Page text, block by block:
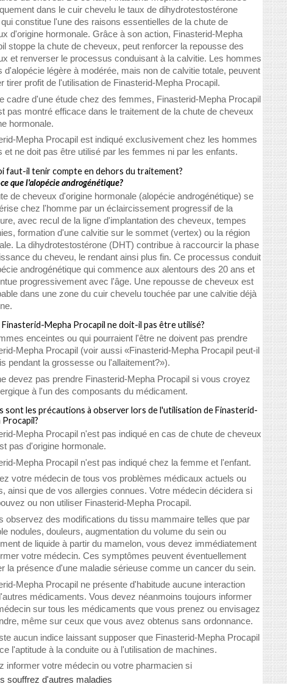
dans le cuir chevelu le taux de dihydrotestostérone
constitue l'une des raisons essentielles de la chute de
d'origine hormonale. Grâce à son action, Finasterid-Mepha
stoppe la chute de cheveux, peut renforcer la repousse des
et renverser le processus conduisant à la calvitie. Les hommes
d'alopécie légère à modérée, mais non de calvitie totale, peuvent
tirer profit de l'utilisation de Finasterid-Mepha Procapil.
cadre d'une étude chez des femmes, Finasterid-Mepha Procapil
pas montré efficace dans le traitement de la chute de cheveux
hormonale.
Mepha Procapil est indiqué exclusivement chez les hommes
et ne doit pas être utilisé par les femmes ni par les enfants.
faut-il tenir compte en dehors du traitement?
que l'alopécie androgénétique?
de cheveux d'origine hormonale (alopécie androgénétique) se
chez l'homme par un éclaircissement progressif de la
avec recul de la ligne d'implantation des cheveux, tempes
formation d'une calvitie sur le sommet (vertex) ou la région
La dihydrotestostérone (DHT) contribue à raccourcir la phase
du cheveu, le rendant ainsi plus fin. Ce processus conduit
androgénétique qui commence aux alentours des 20 ans et
progressivement avec l'âge. Une repousse de cheveux est
dans une zone du cuir chevelu touchée par une calvitie déjà
Finasterid-Mepha Procapil ne doit-il pas être utilisé?
enceintes ou qui pourraient l'être ne doivent pas prendre
Mepha Procapil (voir aussi «Finasterid-Mepha Procapil peut-il
pendant la grossesse ou l'allaitement?»).
devez pas prendre Finasterid-Mepha Procapil si vous croyez
à l'un des composants du médicament.
sont les précautions à observer lors de l'utilisation de Finasterid-
Procapil?
Mepha Procapil n'est pas indiqué en cas de chute de cheveux
pas d'origine hormonale.
Mepha Procapil n'est pas indiqué chez la femme et l'enfant.
votre médecin de tous vos problèmes médicaux actuels ou
ainsi que de vos allergies connues. Votre médecin décidera si
ou non utiliser Finasterid-Mepha Procapil.
observez des modifications du tissu mammaire telles que par
nodules, douleurs, augmentation du volume du sein ou
de liquide à partir du mamelon, vous devez immédiatement
votre médecin. Ces symptômes peuvent éventuellement
la présence d'une maladie sérieuse comme un cancer du sein.
Mepha Procapil ne présente d'habitude aucune interaction
médicaments. Vous devez néanmoins toujours informer
sur tous les médicaments que vous prenez ou envisagez
même sur ceux que vous avez obtenus sans ordonnance.
aucun indice laissant supposer que Finasterid-Mepha Procapil
l'aptitude à la conduite ou à l'utilisation de machines.
informer votre médecin ou votre pharmacien si
souffrez d'autres maladies